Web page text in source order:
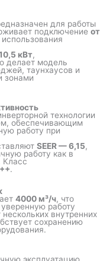
для работы
подключение от
использования
кВт,
делает модель
таунхаусов и
зонами
технологии
обеспечивающим
работу при
SEER — 6,15,
работу как в
Класс
.
4000 м³/ч, что
работу
внутренних
сохранению